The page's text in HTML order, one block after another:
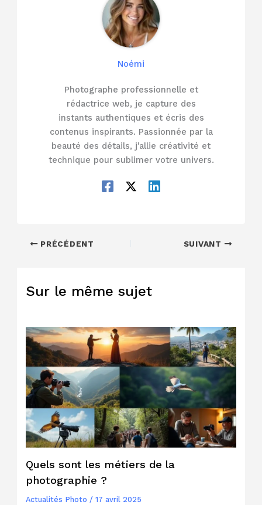
Noémi
Photographe professionnelle et
rédactrice web, je capture des
instants authentiques et écris des
contenus inspirants. Passionnée par la
beauté des détails, j'allie créativité et
technique pour sublimer votre univers.
PRÉCÉDENT SUIVANT
Sur le même sujet
Quels sont les métiers de la
photographie ?
Actualités Photo / 17 avril 2025